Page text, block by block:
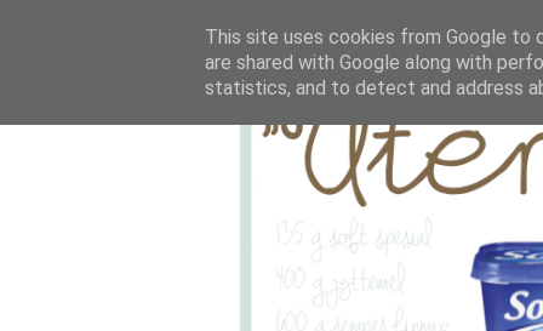
This site uses cookies from Google to
are shared with Google along with
statistics, and to detect and address